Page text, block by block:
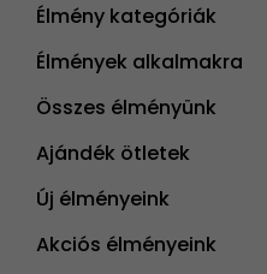
Élmény kategóriák
Élmények alkalmakra
Összes élményünk
Ajándék ötletek
Új élményeink
Akciós élményeink